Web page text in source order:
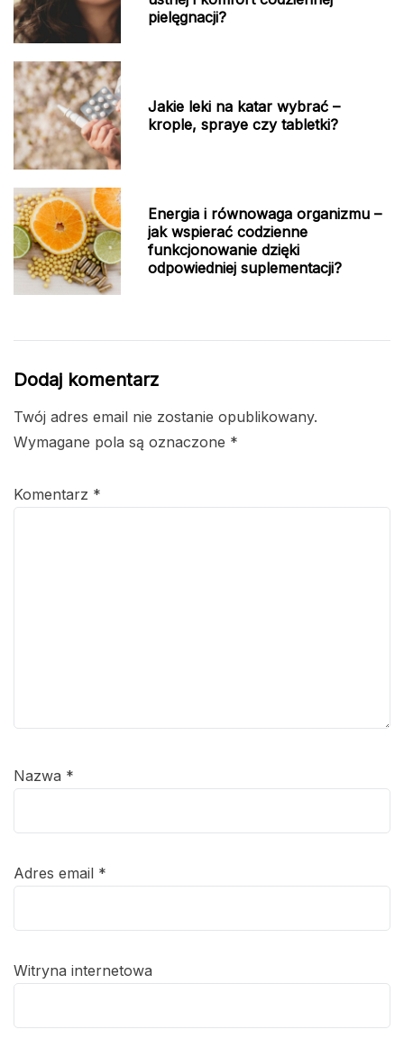
pielęgnacji?
Jakie leki na katar wybrać –
krople, spraye czy tabletki?
Energia i równowaga organizmu –
jak wspierać codzienne
funkcjonowanie dzięki
odpowiedniej suplementacji?
Dodaj komentarz
Twój adres email nie zostanie opublikowany.
Wymagane pola są oznaczone *
Komentarz *
Nazwa *
Adres email *
Witryna internetowa